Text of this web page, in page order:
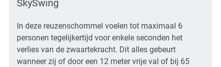
SkySwing
In deze reuzenschommel voelen tot maximaal 6
personen tegelijkertijd voor enkele seconden het
verlies van de zwaartekracht. Dit alles gebeurt
wanneer zij of door een 12 meter vrije val of bij 65